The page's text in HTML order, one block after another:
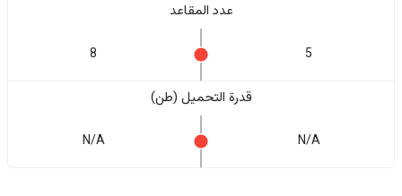
عدد المقاعد
5
8
قدرة التحميل (طن)
N/A
N/A